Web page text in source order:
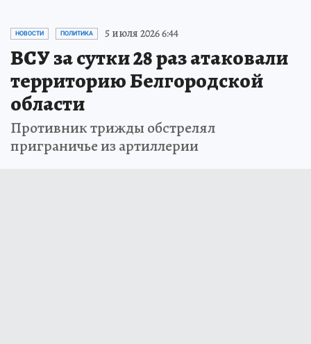
НОВОСТИ ПОЛИТИКА 5 июля 2026 6:44
ВСУ за сутки 28 раз атаковали
территорию Белгородской
области
Противник трижды обстрелял
приграничье из артиллерии